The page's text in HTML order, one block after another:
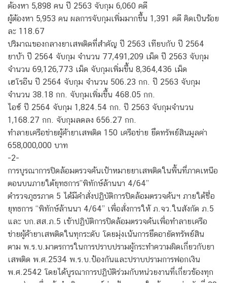
ต้องหา 5,898 คน ปี 2563 จับกุม 6,060 คดี
ผู้ต้องหา 5,953 คน ผลการจับกุมเพิ่มมากขึ้น 1,391 คดี คิดเป็นร้อย
ละ 118.67
ปริมาณของกลางยาเสพติดที่สำคัญ ปี 2563 เทียบกับ ปี 2564
ยาบ้า ปี 2564 จับกุม จำนวน 77,491,209 เม็ด ปี 2563 จับกุม
จำนวน 69,126,773 เม็ด จับกุมเพิ่มขึ้น 8,364,436 เม็ด
เฮโรอีน ปี 2564 จับกุม จำนวน 506.23 กก. ปี 2563 จับกุม
จำนวน 38.18 กก. จับกุมเพิ่มขึ้น 468.05 กก.
ไอซ์ ปี 2564 จับกุม 1,824.54 กก. ปี 2563 จับกุมจำนวน
1,168.27 กก. จับกุมลดลง 656.27 กก.
ทำลายเครือข่ายผู้ค้ายาเสพติด 150 เครือข่าย ยึดทรัพย์สินมูลค่า
658,000,000 บาท
-2-
การบูรณาการปิดล้อมตรวจค้นเป้าหมายยาเสพติดในพื้นที่ภาคเหนือ
ตอนบนภายใต้ยุทธการ”พิทักษ์ล้านนา 4/64”
ตำรวจภูธรภาค 5 ได้มีคำสั่งปฏิบัติการปิดล้อมตรวจค้นฯ ภายใต้ชื่อ
ยุทธการ “พิทักษ์ล้านนา 4/64” เพื่อสั่งการให้ ภ.จว.ในสังกัด ภ.5
และ บก.สส.ภ.5 เข้าปฏิบัติการปิดล้อมตรวจค้นเพื่อทำลายเครือ
ข่ายผู้ค้ายาเสพติดในทุกระดับ โดยมุ่งเน้นการยึดอายัดทรัพย์สิน
ตาม พ.ร.บ.มาตรการในการปราบปรามผู้กระทำความผิดเกี่ยวกับยา
เสพติด พ.ศ.2534 พ.ร.บ.ป้องกันและปราบปรามการฟอกเงิน
พ.ศ.2542 โดยได้บูรณาการปฏิบัติร่วมกับหน่วยงานที่เกี่ยวข้องทุก